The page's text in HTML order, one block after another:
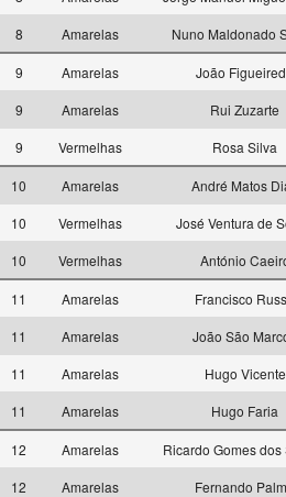
8 Amarelas Nuno Maldonado
9 Amarelas
João
9 Amarelas
Rui Zuzarte
9 Vermelhas Rosa Silva
10 Amarelas
André Matos
10 Vermelhas
José Ventura de
10 Vermelhas António
11 Amarelas
Francisco
11 Amarelas
João São
11 Amarelas
Hugo Vicente
11 Amarelas Hugo Faria
12 Amarelas
Ricardo Gomes dos
12 Amarelas
Fernando